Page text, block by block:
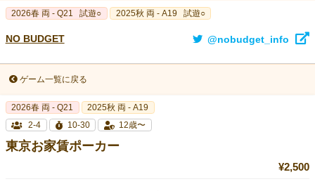
2026春 両 - Q21 試遊○ 2025秋 両 - A19 試遊○
NO BUDGET @nobudget_info
ゲーム一覧に戻る
2026春 両 - Q21
2025秋 両 - A19
2-4
10-30 12歳〜
東京お家賃ポーカー
¥2,500